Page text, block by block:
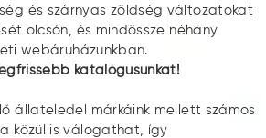
és szárnyas zöldség változatokat
olcsón, és mindössze néhány
webáruházunkban.
katalógusunkat!
állateledel márkáink mellett számos
közül is válogathat, így